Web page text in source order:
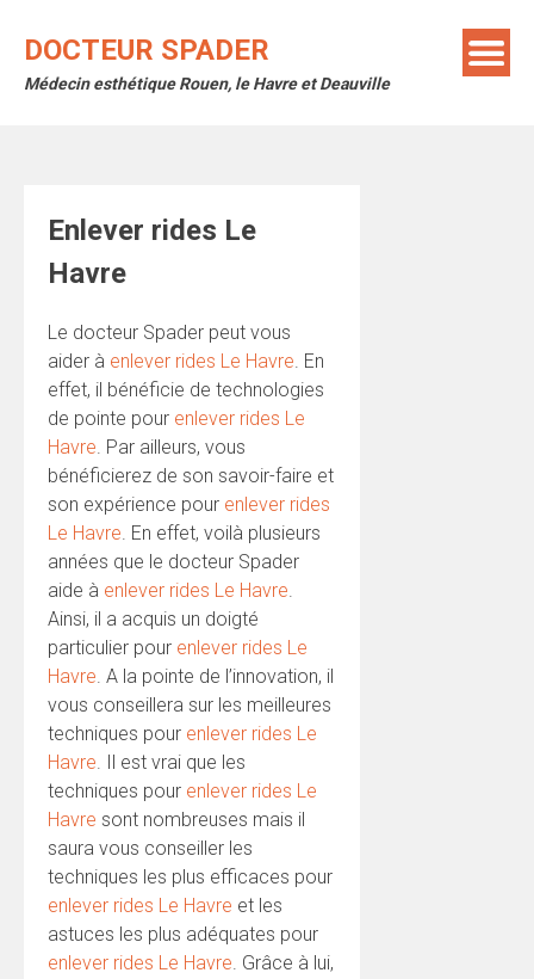
content
DOCTEUR SPADER
Médecin esthétique Rouen, le Havre et Deauville
Enlever rides Le
Havre
Le docteur Spader peut vous
aider à enlever rides Le Havre. En
effet, il bénéficie de technologies
de pointe pour enlever rides Le
Havre. Par ailleurs, vous
bénéficierez de son savoir-faire et
son expérience pour enlever rides
Le Havre. En effet, voilà plusieurs
années que le docteur Spader
aide à enlever rides Le Havre.
Ainsi, il a acquis un doigté
particulier pour enlever rides Le
Havre. A la pointe de l’innovation, il
vous conseillera sur les meilleures
techniques pour enlever rides Le
Havre. Il est vrai que les
techniques pour enlever rides Le
Havre sont nombreuses mais il
saura vous conseiller les
techniques les plus efficaces pour
enlever rides Le Havre et les
astuces les plus adéquates pour
enlever rides Le Havre. Grâce à lui,